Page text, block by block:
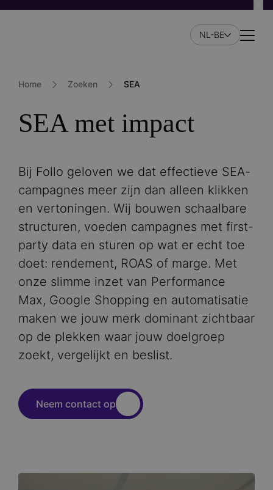
Skip
NL-BE
Home Zoeken SEA
SEA met impact
Bij Follo geloven we dat effectieve SEA-
campagnes meer zijn dan alleen klikken
en vertoningen. Wij bouwen schaalbare
structuren, voeden campagnes met first-
party data en sturen op wat er echt toe
doet: rendement, ROAS of marge. Met
onze slimme inzet van Performance
Max, Google Shopping en automatisatie
maken we jouw merk dominant zichtbaar
op de plekken waar jouw doelgroep
zoekt, vergelijkt en beslist.
Neem contact op